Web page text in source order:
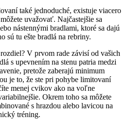
také jednoduché, existuje viacero
uvažovať. Najčastejšie sa
nástennými bradlami, ktoré sa dajú
sú tu ešte bradlá na rebriny.
V prvom rade závisí od vašich
s upevnením na stenu patria medzi
pretože zaberajú minimum
je to, že ste pri pohybe limitovaní
menej cvikov ako na voľne
Okrem toho sa môžete
s hrazdou alebo lavicou na
tréning.